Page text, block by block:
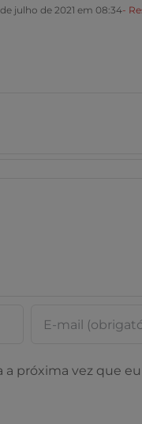
de julho de 2021 em 08:34-
a próxima vez que